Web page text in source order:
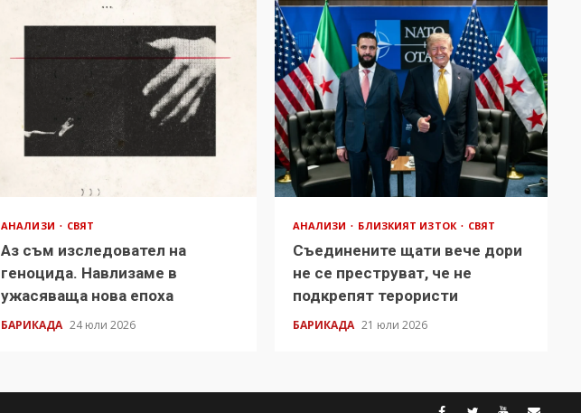
АНАЛИЗИ СВЯТ
Аз съм изследовател на
геноцида. Навлизаме в
ужасяваща нова епоха
БАРИКАДА 24 юли 2026
АНАЛИЗИ БЛИЗКИЯТ ИЗТОК СВЯТ
Съединените щати вече дори
не се преструват, че не
подкрепят терористи
БАРИКАДА 21 юли 2026